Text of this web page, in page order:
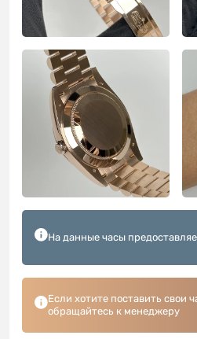
На данные часы
Если хотите поставить свои
обращайтесь к менеджеру